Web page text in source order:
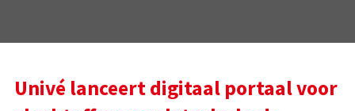
Univé lanceert digitaal portaal voor